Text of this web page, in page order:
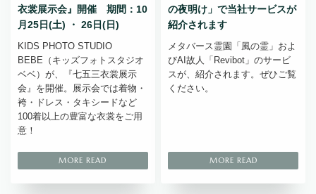
衣裳展示会』開催 期間：10
月25日(土) ・ 26日(日)
KIDS PHOTO STUDIO
BEBE（キッズフォトスタジオ
ベベ）が、『七五三衣裳展示
会』を開催。展示会では着物・
袴・ドレス・タキシードなど
100着以上の豊富な衣裳をご用
意！
の夜明け」で当社サービスが
紹介されます
メタバース霊園「風の霊」およ
びAI故人「Revibot」のサービ
スが、紹介されます。ぜひご覧
ください。